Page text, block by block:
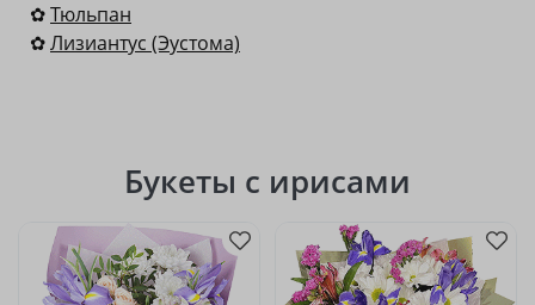
✿Тюльпан
✿Лизиантус (Эустома)
Букеты с ирисами